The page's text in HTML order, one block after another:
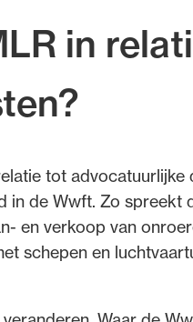
in
tot advocatuurlijke
de Wwft. Zo spreekt
en verkoop van
schepen en